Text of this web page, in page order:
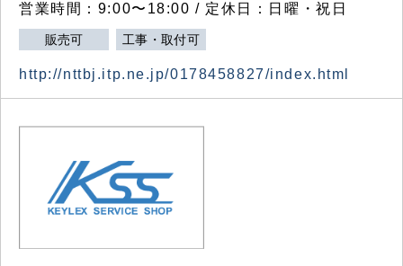
営業時間：9:00〜18:00 / 定休日：日曜・祝日
販売可 工事・取付可
http://nttbj.itp.ne.jp/0178458827/index.html